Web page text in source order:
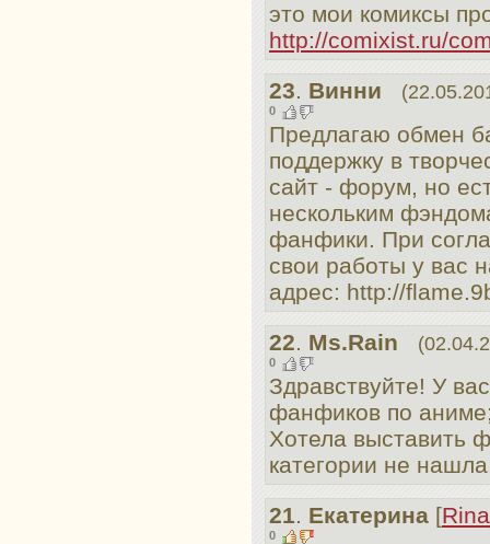
это мои комиксы
http://comixist.ru/
23. Винни
0
Предлагаю обмен
поддержку в
сайт - форум, но
нескольким
фанфики. При
свои работы у вас
адрес: http://
22. Ms.Rain
0
Здравствуйте! У
фанфиков по
Хотела выставить
категории не
21. Екатерина [
0